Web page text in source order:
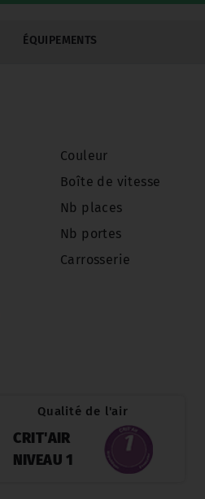
ÉQUIPEMENTS
Couleur
Boîte de vitesse
Nb places
Nb portes
Carrosserie
Qualité de l'air
CRIT'AIR
NIVEAU 1